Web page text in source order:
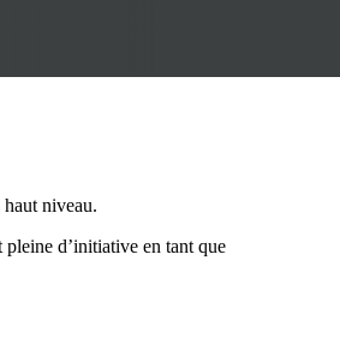
niveau.
pleine d’initiative en tant que